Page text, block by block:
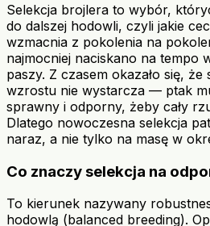
Selekcja brojlera to wybór,
do dalszej hodowli, czyli jakie
wzmacnia z pokolenia na
najmocniej naciskano na tempo
paszy. Z czasem okazało się,
wzrostu nie wystarcza — ptak
sprawny i odporny, żeby cały
Dlatego nowoczesna selekcja
naraz, a nie tylko na masę w
Co znaczy selekcja na
To kierunek nazywany
hodowlą (balanced breeding).